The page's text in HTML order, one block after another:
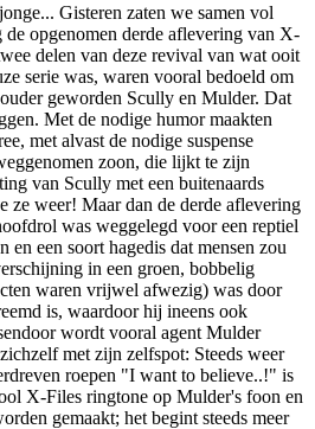
Gisteren zaten we samen vol
de opgenomen derde aflevering van X-
delen van deze revival van wat ooit
serie was, waren vooral bedoeld om
geworden Scully en Mulder. Dat
Met de nodige humor maakten
met alvast de nodige suspense
zoon, die lijkt te zijn
van Scully met een buitenaards
ze weer! Maar dan de derde aflevering
was weggelegd voor een reptiel
en een soort hagedis dat mensen zou
in een groen, bobbelig
waren vrijwel afwezig) was door
is, waardoor hij ineens ook
wordt vooral agent Mulder
met zijn zelfspot: Steeds weer
roepen "I want to believe..!" is
X-Files ringtone op Mulder's foon en
gemaakt; het begint steeds meer